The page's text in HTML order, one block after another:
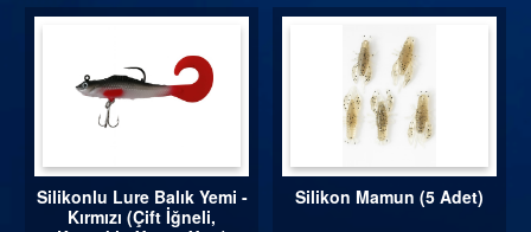
Silikonlu Lure Balık Yemi -
Kırmızı (Çift İğneli,
Silikon Mamun (5 Adet)